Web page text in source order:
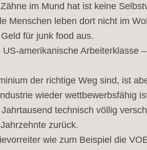
im Mund hat ist keine
Menschen leben dort nicht im
für junk food aus.
amerikanische Arbeiterklasse
der richtige Weg sind, ist
wieder wettbewerbsfähig
technisch völlig
zurück.
wie zum Beispiel die